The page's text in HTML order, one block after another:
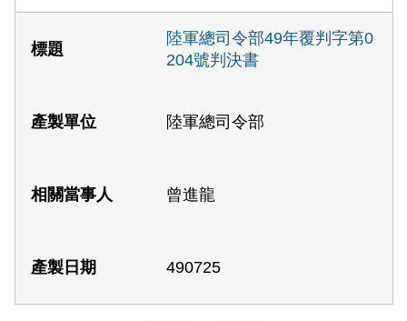
陸軍總司令部49年覆判字第0
204號判決書
陸軍總司令部
曾進龍
490725